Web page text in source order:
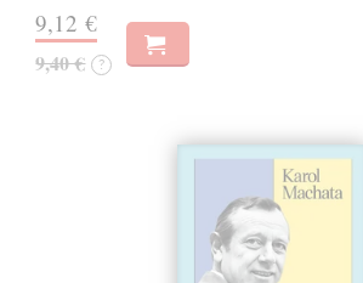
9,12 €
9,40 € ?